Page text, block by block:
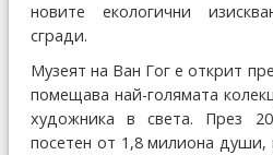
новите екологични
сгради.
Музеят на Ван Гог е открит
помещава най-голямата
художника в света. През
посетен от 1,8 милиона души,